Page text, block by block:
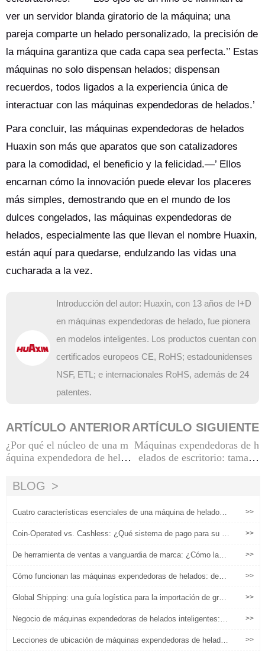
ver un servidor blanda giratorio de la máquina; una
pareja comparte un helado personalizado, la precisión de
la máquina garantiza que cada capa sea perfecta.’’ Estas
máquinas no solo dispensan helados; dispensan
recuerdos, todos ligados a la experiencia única de
interactuar con las máquinas expendedoras de helados.’
Para concluir, las máquinas expendedoras de helados
Huaxin son más que aparatos que son catalizadores
para la comodidad, el beneficio y la felicidad.—’ Ellos
encarnan cómo la innovación puede elevar los placeres
más simples, demostrando que en el mundo de los
dulces congelados, las máquinas expendedoras de
helados, especialmente las que llevan el nombre Huaxin,
están aquí para quedarse, endulzando las vidas una
cucharada a la vez.
Introducción del autor: Huaxin, con 13 años de I+D
en máquinas expendedoras de helado, fue pionera
en modelos inteligentes. Los productos cuentan con
certificados europeos CE, RoHS; estadounidenses
NSF, ETL; e internacionales RoHS, además de 24
patentes.
ARTÍCULO ANTERIOR
¿Por qué el núcleo de una m
áquina expendedora de helad
iales de grado alimenticio?
ARTÍCULO SIGUIENTE
Máquinas expendedoras de h
elados de escritorio: tamaño
BLOG
Cuatro características esenciales de una máquina de helados i
>>
Coin-Operated vs. Cashless: ¿Qué sistema de pago para su m
>>
De herramienta de ventas a vanguardia de marca: ¿Cómo las
ontacto para las experiencias de marca?
>>
Cómo funcionan las máquinas expendedoras de helados: dentr
e automatizados
>>
Global Shipping: una guía logística para la importación de gran
>>
Negocio de máquinas expendedoras de helados inteligentes: te
lidad
>>
Lecciones de ubicación de máquinas expendedoras de helado
>>